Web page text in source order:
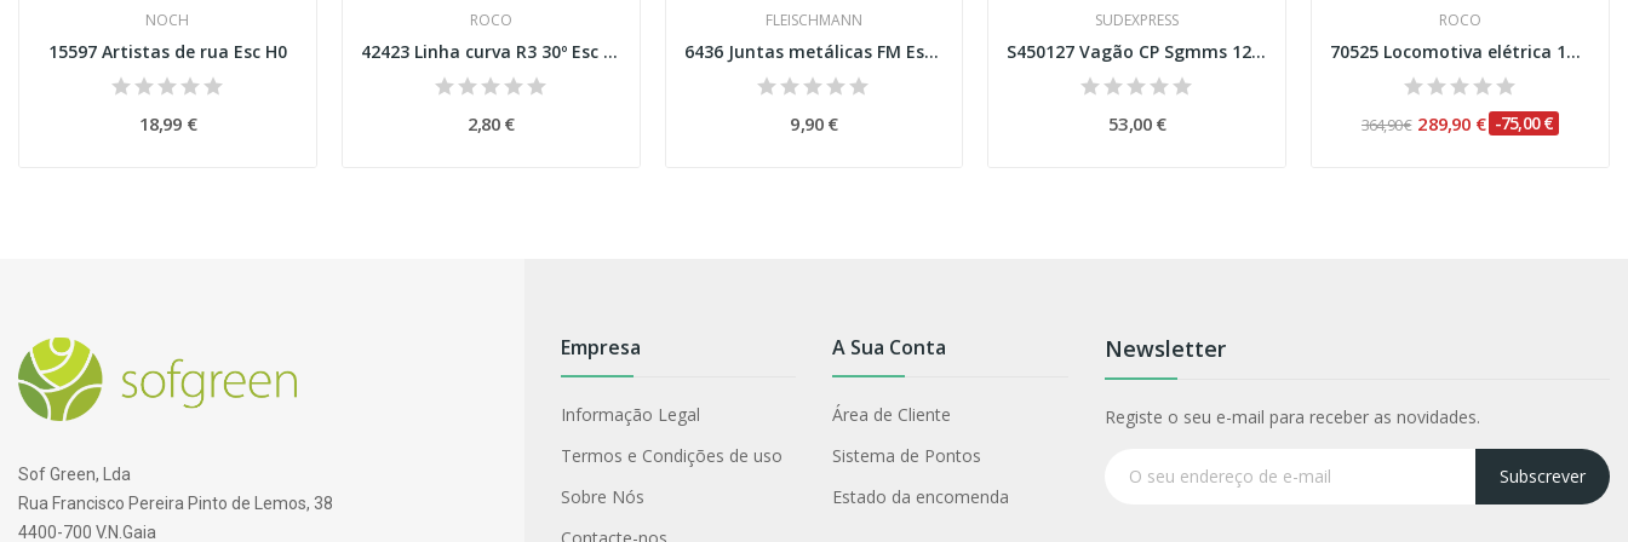
NOCH
15597 Artistas de rua Esc H0
18,99 €
ROCO
42423 Linha curva R3 30º Esc H0
2,80 €
FLEISCHMANN
6436 Juntas metálicas FM Esc H0
9,90 €
SUDEXPRESS
S450127 Vagão CP Sgmms 127 contentor 40' MSC
53,00 €
ROCO
70525 Locomotiva elétrica 182 912-6, EVB...
364,90 € 289,90 € -75,00 €
Sof Green, Lda
Rua Francisco Pereira Pinto de Lemos, 38
4400-700 V.N.Gaia
Empresa
Informação Legal
Termos e Condições de uso
Sobre Nós
A Sua Conta
Área de Cliente
Sistema de Pontos
Estado da encomenda
Newsletter
Registe o seu e-mail para receber as novidades.
Subscrever